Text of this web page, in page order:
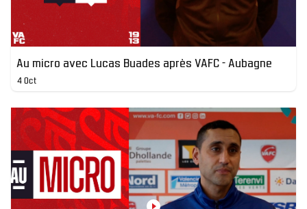
Au micro avec Lucas Buades après VAFC - Aubagne
4 Oct